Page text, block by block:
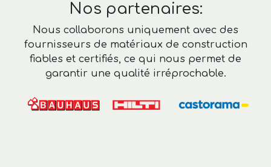
Nos partenaires:
Nous collaborons uniquement avec des
fournisseurs de matériaux de construction
fiables et certifiés, ce qui nous permet de
garantir une qualité irréprochable.